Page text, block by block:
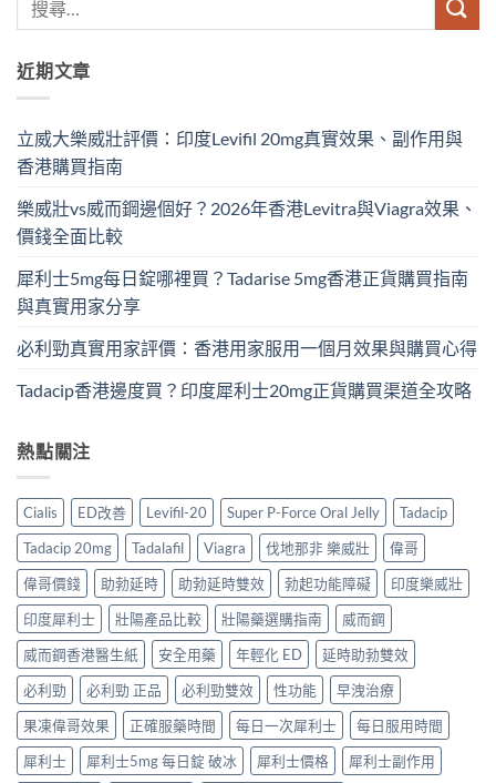
近期文章
立威大樂威壯評價：印度Levifil 20mg真實效果、副作用與
香港購買指南
樂威壯vs威而鋼邊個好？2026年香港Levitra與Viagra效果、
價錢全面比較
犀利士5mg每日錠哪裡買？Tadarise 5mg香港正貨購買指南
與真實用家分享
必利勁真實用家評價：香港用家服用一個月效果與購買心得
Tadacip香港邊度買？印度犀利士20mg正貨購買渠道全攻略
熱點關注
Cialis ED改善 Levifil-20 Super P-Force Oral Jelly
Tadacip
Tadacip 20mg
Tadalafil Viagra 伐地那非 樂威壯
偉哥
偉哥價錢
助勃延時 助勃延時雙效 勃起功能障礙
印度樂威壯
印度犀利士
壯陽產品比較 壯陽藥選購指南
威而鋼
威而鋼香港醫生紙
安全用藥 年輕化 ED
延時助勃雙效
必利勁
必利勁 正品 必利勁雙效 性功能
早洩治療
果凍偉哥效果
正確服藥時間 每日一次犀利士
每日服用時間
犀利士
犀利士5mg 每日錠 破冰 犀利士價格 犀利士副作用